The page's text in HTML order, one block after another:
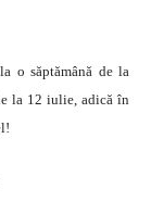
o săptămână de la
la 12 iulie, adică în